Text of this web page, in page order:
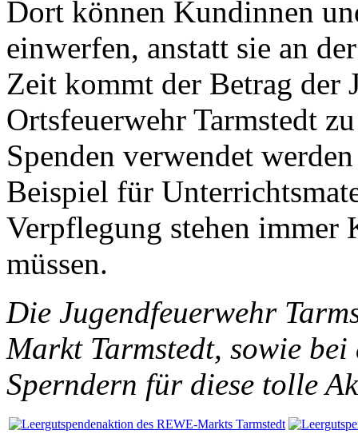
Dort können Kundinnen
einwerfen, anstatt sie an
Zeit kommt der Betrag der
Ortsfeuerwehr Tarmstedt
Spenden verwendet
Beispiel für
Verpflegung stehen immer
müssen.
Die Jugendfeuerwehr
Markt Tarmstedt, sowie
Sperndern für diese tolle